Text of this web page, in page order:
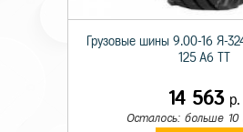
Грузовые шины 9.00-16 Я-
125 A6 TT
14 563р.
Осталось: больше